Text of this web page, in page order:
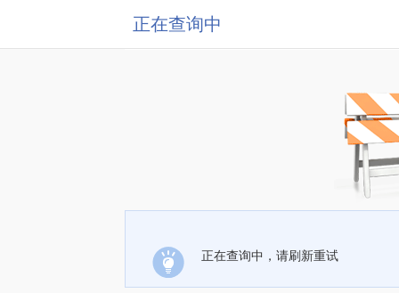
正在查询中
正在查询中，请刷新重试